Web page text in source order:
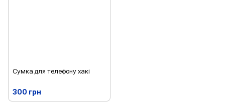
Сумка для телефону хакі
300 грн